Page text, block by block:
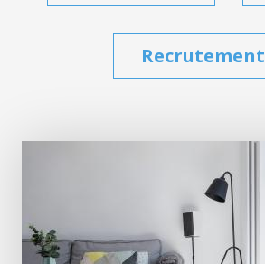
Recrutement